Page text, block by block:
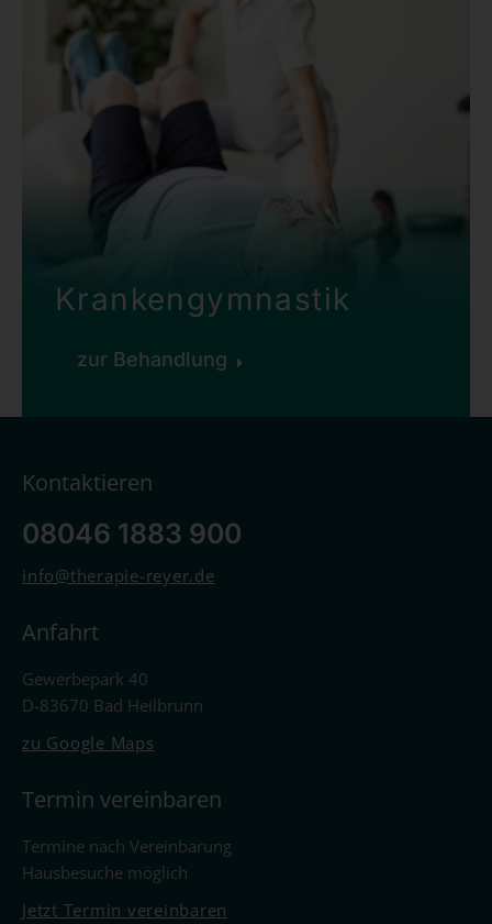
Krankengymnastik
zur Behandlung
Kontaktieren
08046 1883 900
info@therapie-reyer.de
Anfahrt
Gewerbepark 40
D-83670 Bad Heilbrunn
zu Google Maps
Termin vereinbaren
Termine nach Vereinbarung
Hausbesuche möglich
Jetzt Termin vereinbaren